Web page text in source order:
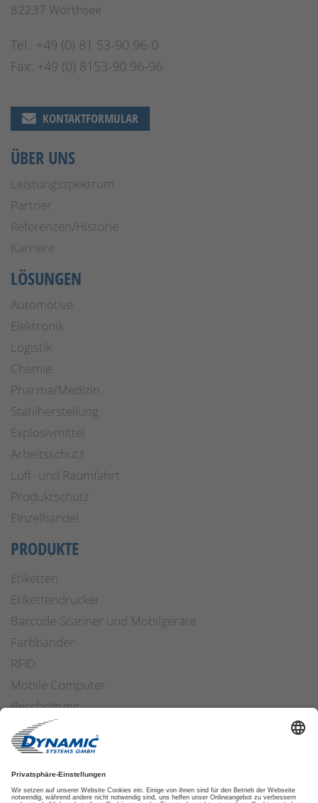
82237 Wörthsee
Tel.: +49 (0) 81 53-90 96-0
Fax: +49 (0) 8153-90 96-96
KONTAKTFORMULAR
ÜBER UNS
Leistungsspektrum
Partner
Referenzen/Historie
Karriere
LÖSUNGEN
Automotive
Elektronik
Logistik
Chemie
Pharma/Medizin
Stahlherstellung
Explosivmittel
Arbeitsschutz
Luft- und Raumfahrt
Produktschutz
Einzelhandel
PRODUKTE
Etiketten
Etikettendrucker
Barcode-Scanner und Mobilgeräte
Farbbänder
RFID
Mobile Computer
Beschriftung
Arbeitssicherheit
Applikatoren
Etiketten Software